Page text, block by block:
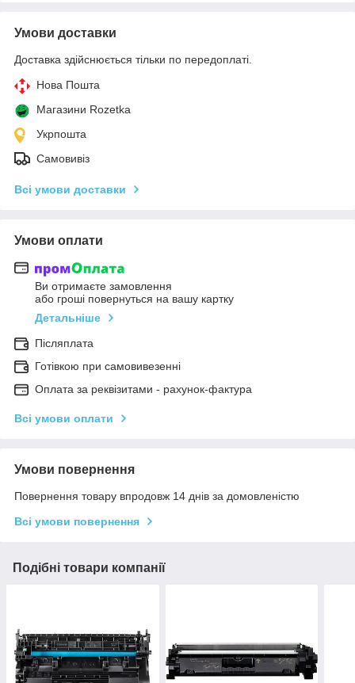
Умови доставки
Доставка здійснюється тільки по передоплаті.
Нова Пошта
Магазини Rozetka
Укрпошта
Самовивіз
Всі умови доставки
Умови оплати
Ви отримаєте замовлення
або гроші повернуться на вашу картку
Детальніше
Післяплата
Готівкою при самовивезенні
Оплата за реквізитами - рахунок-фактура
Всі умови оплати
Умови повернення
Повернення товару впродовж 14 днів за домовленістю
Всі умови повернення
Подібні товари компанії